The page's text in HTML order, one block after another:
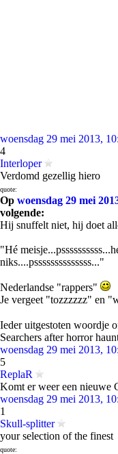
woensdag 29 mei 2013,
4
Interloper
Verdomd gezellig hiero
quote:
Op woensdag 29 mei
volgende:
Hij snuffelt niet, hij doet
"Hé
niks....pssssssssssssss..."
Nederlandse "rappers"
Je vergeet "tozzzzzz" en
Ieder uitgestoten woordje
Searchers after horror
woensdag 29 mei 2013,
5
ReplaR
Komt er weer een nieuwe
woensdag 29 mei 2013,
1
Skull-splitter
your selection of the finest
quote: